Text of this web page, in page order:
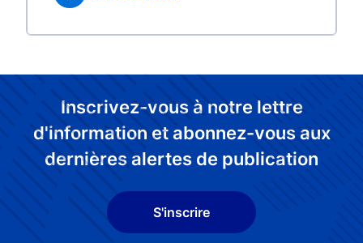
Inscrivez-vous à notre lettre
d'information et abonnez-vous aux
dernières alertes de publication
S'inscrire